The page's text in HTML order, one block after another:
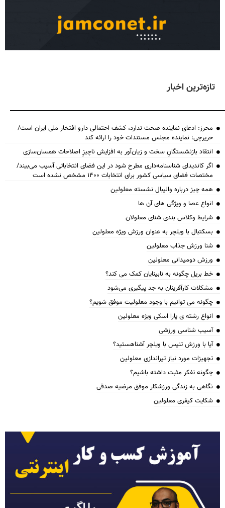
تازه‌ترین اخبار
محرز: ادعای نماینده صحت ندارد، کشف احتمالی دارو افتخار ملی ایران است/
حریرچی: نماینده مجلس مستندات خود را ارائه کند
انتقاد بازنشستگانِ سخت و زیان‌آور به افزایش ناچیزِ اصلاحات همسان‌سازی
اگر کاندیدای شناسنامه‌‎داری مطرح شود در این فضای انتخاباتی آسیب می‌بیند/
مختصات فضای سیاسی کشور برای انتخابات ۱۴۰۰ مشخص نشده است
همه چیز درباره والیبال نشسته معلولین
انواع عصا و ویژگی های آن ها
شرایط وکلاس بندی شنای معلولان
بسکتبال با ویلچر به عنوان ورزش ویژه معلولین
شنا ورزش جذاب معلولین
ورزش دومیدانی معلولین
خط بریل چگونه به نابینایان کمک می کند؟
مشکلات کارآفرینان به جد پیگیری می‌شود
چگونه می توانیم با وجود معلولیت موفق شویم؟
انواع رشته ی پارا اسکی ویژه معلولین
آسیب شناسی ورزشی
آیا با ورزش تنیس با ویلچر آشناهستید؟
تجهیزات مورد نیاز تیراندازی معلولین
چگونه تفکر مثبت داشته باشیم؟
نگاهی به زندگی ورزشکار موفق مرضیه صدقی
شکایت کیفری معلولین